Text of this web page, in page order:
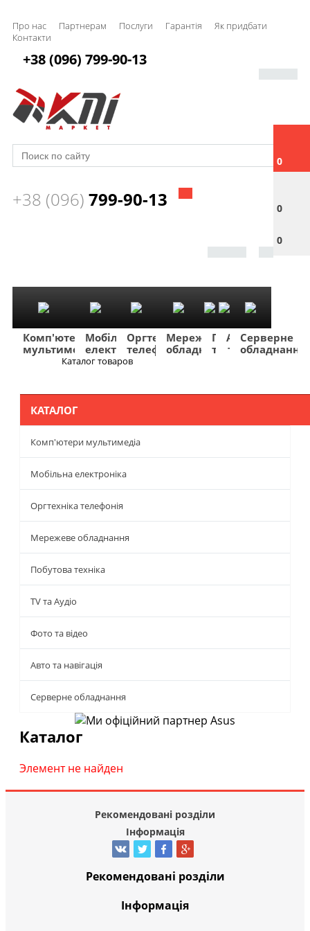
Про нас Партнерам Послуги Гарантія
Як придбати
Контакти
0
0
0
+38 (096) 799-90-13
+38 (096) 799-90-13
Комп'ютери
мультимедіа
Мобільна
електроніка
Оргтехніка
телефонія
Мережеве
обладнання
Побутова
техніка
TV
та
Фото
та
Авто
та
Серверне
обладнання
Каталог товаров
КАТАЛОГ
Комп'ютери мультимедіа
Мобільна електроніка
Оргтехніка телефонія
Мережеве обладнання
Побутова техніка
TV та Аудіо
Фото та відео
Авто та навігація
Серверне обладнання
Каталог
Элемент не найден
Рекомендовані розділи
Інформація
Рекомендовані розділи
Інформація